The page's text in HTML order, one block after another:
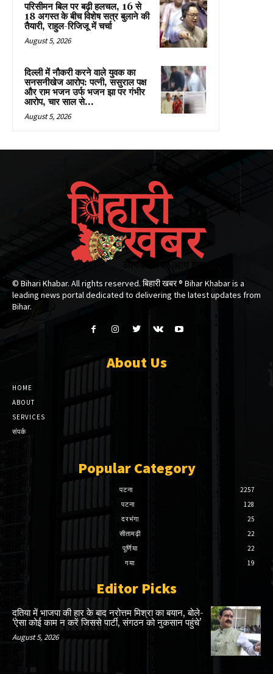
परिसीमन बिल पर बढ़ी हलचल, 16 से
18 अगस्त के बीच विशेष सत्र बुलाने की
तैयारी, राहुल-रिजिजू में चर्चा
August 5, 2026
दिल्ली में नौकरी करने वाले युवक का
सनसनीखेज आरोप: पत्नी, ससुराल पक्ष
और राम भजन उर्फ भजन झा पर गंभीर
आरोप, चार साल से...
August 5, 2026
© Bihari Khabar. All rights reserved. बिहारी खबर ®​ Bihar Khabar is a
leading news portal dedicated to delivering the latest updates from
Bihar.
About Us
HOME
ABOUT
SERVICES
संपर्क
Popular Category
पटना
2257
पटना
128
दरभंगा
25
सीतामढ़ी
22
पूर्णिया
22
गया
19
Editor Picks
दतिया में भाजपा की हार के बाद नरोत्तम मिश्रा का बयान, बोले-
‘ऐसा कोई काम न करें जिससे पार्टी, संगठन को नुकसान पहुंचे’
August 5, 2026